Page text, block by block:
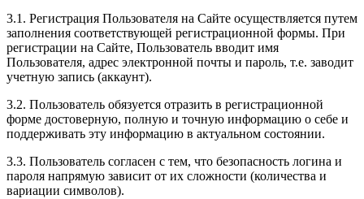
3.1. Регистрация Пользователя на Сайте осуществляется путем
заполнения соответствующей регистрационной формы. При
регистрации на Сайте, Пользователь вводит имя
Пользователя, адрес электронной почты и пароль, т.е. заводит
учетную запись (аккаунт).
3.2. Пользователь обязуется отразить в регистрационной
форме достоверную, полную и точную информацию о себе и
поддерживать эту информацию в актуальном состоянии.
3.3. Пользователь согласен с тем, что безопасность логина и
пароля напрямую зависит от их сложности (количества и
вариации символов).